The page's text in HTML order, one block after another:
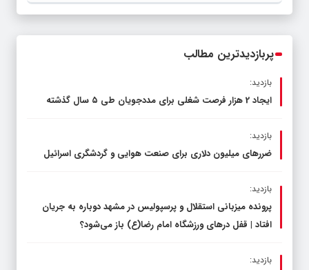
قاچاق سوخت و عوامل اصلی ناترازی را
پربازدیدترین مطالب
بازدید:
ایجاد 2 هزار فرصت شغلی برای مددجویان طی ۵ سال گذشته
بازدید:
ضررهای میلیون دلاری برای صنعت هوایی و گردشگری اسرائیل
بازدید:
پرونده میزبانی استقلال و پرسپولیس در مشهد دوباره به جریان
افتاد | قفل در‌های ورزشگاه امام رضا(ع) باز می‌شود؟
بازدید: